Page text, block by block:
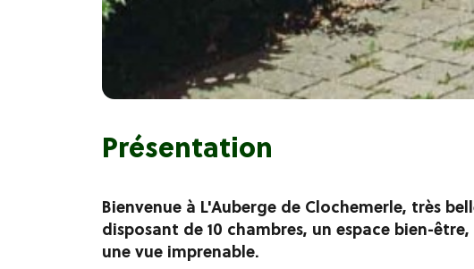
Présentation
Bienvenue à L'Auberge de Clochemerle, très
disposant de 10 chambres, un espace bien-
une vue imprenable.